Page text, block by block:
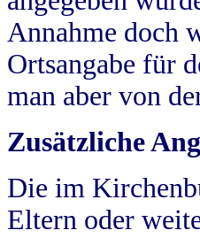
Annahme doch
Ortsangabe für
man aber von
Zusätzliche
Die im
Eltern oder